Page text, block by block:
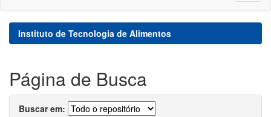
Instituto de Tecnologia de Alimentos
Página de Busca
Buscar em: